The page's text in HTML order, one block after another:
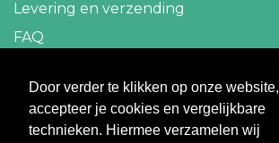
Door verder te klikken op onze website,
accepteer je cookies en vergelijkbare
technieken. Hiermee verzamelen wij
Levering en verzending
FAQ
Contact
info@travelbazaar.nl